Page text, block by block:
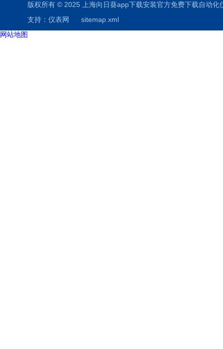
版权所有 © 2025 上海向日葵app下载安装官方免费下载自
支持： 仪表网
sitemap.xml
网站地图